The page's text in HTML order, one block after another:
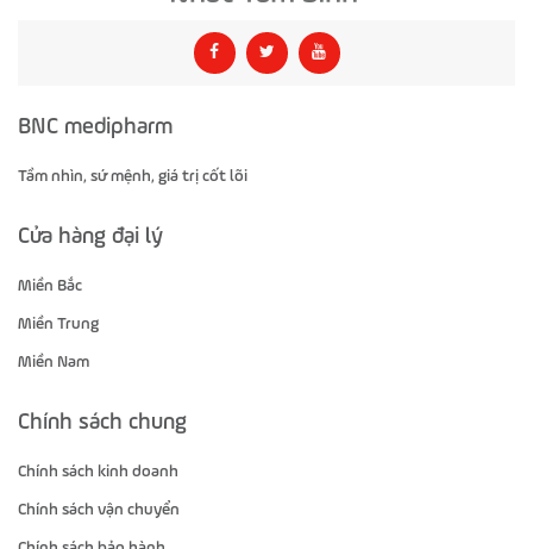
BNC medipharm
Tầm nhìn, sứ mệnh, giá trị cốt lõi
Cửa hàng đại lý
Miền Bắc
Miền Trung
Miền Nam
Chính sách chung
Chính sách kinh doanh
Chính sách vận chuyển